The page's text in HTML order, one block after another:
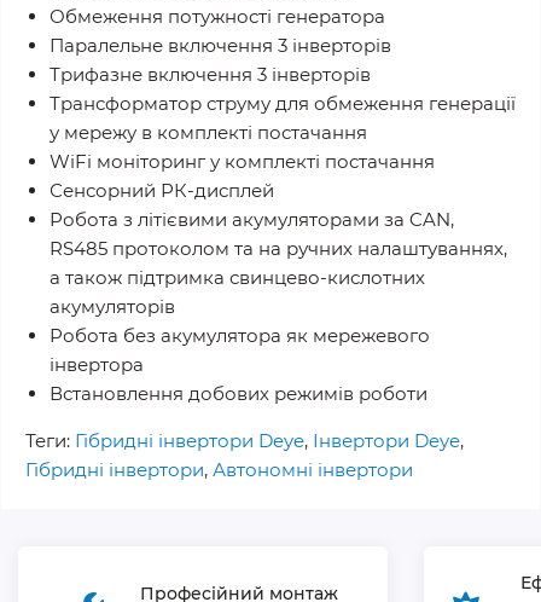
Обмеження потужності генератора
Паралельне включення 3 інверторів
Трифазне включення 3 інверторів
Трансформатор струму для обмеження генерації
у мережу в комплекті постачання
WiFi моніторинг у комплекті постачання
Сенсорний РК-дисплей
Робота з літієвими акумуляторами за CAN,
RS485 протоколом та на ручних налаштуваннях,
а також підтримка свинцево-кислотних
акумуляторів
Робота без акумулятора як мережевого
інвертора
Встановлення добових режимів роботи
Теги: Гібридні інвертори Deye, Інвертори Deye,
Гібридні інвертори, Автономні інвертори
Професійний монтаж